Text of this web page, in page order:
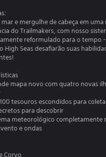
mar e mergulhe de cabeça em uma
do Trailmakers, com nosso
reformulado para o tempo
High Seas desafiarão suas
mapa novo com quatro novas
tesouros escondidos para
para descobrir
meteorológico completamente
e ondas
Corvo